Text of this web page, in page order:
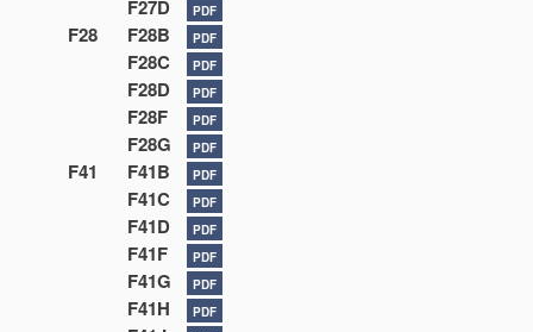
F27D PDF
F28 F28B PDF
F28C PDF
F28D PDF
F28F PDF
F28G PDF
F41 F41B PDF
F41C PDF
F41D PDF
F41F PDF
F41G PDF
F41H PDF